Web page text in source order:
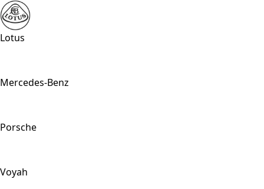
Lotus
Mercedes-Benz
Porsche
Voyah